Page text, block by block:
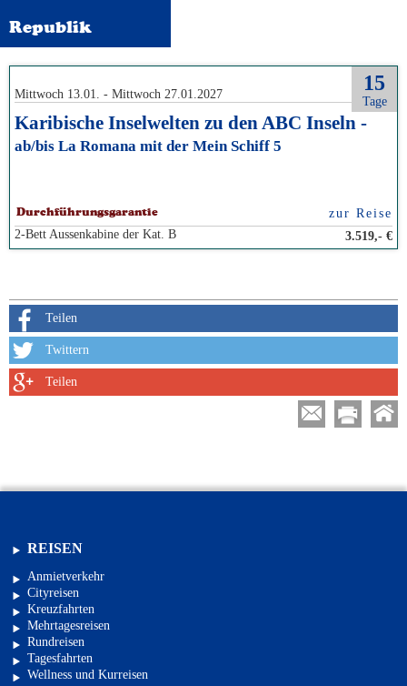
Republik
15
Tage
Mittwoch 13.01. - Mittwoch 27.01.2027
Durchführungsgarantie
Karibische Inselwelten zu den ABC Inseln -
ab/bis La Romana mit der Mein Schiff 5
2-Bett Aussenkabine der Kat. B 3.519,- €
zur Reise
Teilen
Twittern
Teilen
REISEN
Anmietverkehr
Cityreisen
Kreuzfahrten
Mehrtagesreisen
Rundreisen
Tagesfahrten
Wellness und Kurreisen